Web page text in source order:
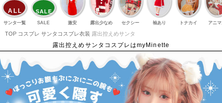
ALL
サンタ一覧
SALE
SALE 激安 露出少なめ セクシー 袖あり トナカイ アニ
TOP コスプレ サンタコスプレ衣装 露出控えめサンタ
露出控えめサンタコスプレはmyMinette